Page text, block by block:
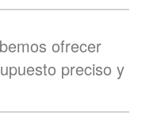
ofrecer
preciso y